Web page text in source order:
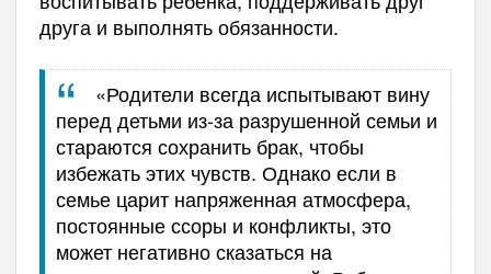
друга и выполнять обязанности.
«Родители всегда испытывают вину
перед детьми из-за разрушенной семьи и
стараются сохранить брак, чтобы
избежать этих чувств. Однако если в
семье царит напряженная атмосфера,
постоянные ссоры и конфликты, это
может негативно сказаться на